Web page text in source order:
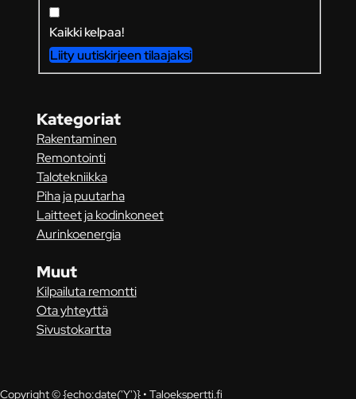
Kaikki kelpaa!
Liity uutiskirjeen tilaajaksi
Kategoriat
Rakentaminen
Remontointi
Talotekniikka
Piha ja puutarha
Laitteet ja kodinkoneet
Aurinkoenergia
Muut
Kilpailuta remontti
Ota yhteyttä
Sivustokartta
Copyright © {echo:date('Y')} • Taloekspertti.fi